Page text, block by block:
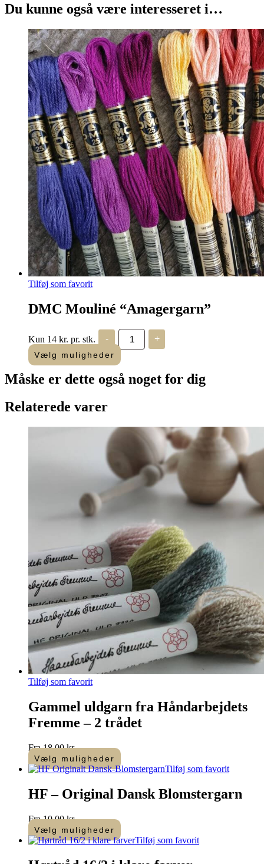
Du kunne også være interesseret i…
Tilføj som favorit
DMC Mouliné “Amagergarn”
Kun 14 kr. pr. stk. -
DMC
Mouliné
"Amagergarn"
antal
+
Vælg muligheder
Måske er dette også noget for dig
Relaterede varer
Tilføj som favorit
Gammel uldgarn fra Håndarbejdets
Fremme – 2 trådet
Fra18,00kr.
Vælg muligheder
Dette
har
flere
Mulighederne
kan
vælges
Tilføj som favorit
HF – Original Dansk Blomstergarn
Fra10,00kr.
Vælg muligheder
Dette
har
Tilføj som favorit